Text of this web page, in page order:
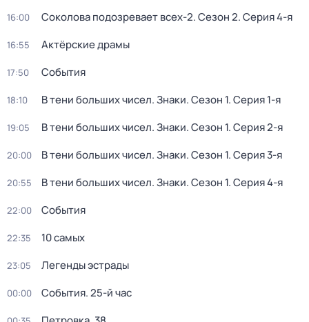
16:00 Соколова подозревает всех-2. Сезон 2. Серия 4-я
16:55 Актёрские драмы
17:50 События
18:10 В тени больших чисел. Знаки. Сезон 1. Серия 1-я
19:05 В тени больших чисел. Знаки. Сезон 1. Серия 2-я
20:00 В тени больших чисел. Знаки. Сезон 1. Серия 3-я
20:55 В тени больших чисел. Знаки. Сезон 1. Серия 4-я
22:00 События
22:35 10 самых
23:05 Легенды эстрады
00:00 События. 25-й час